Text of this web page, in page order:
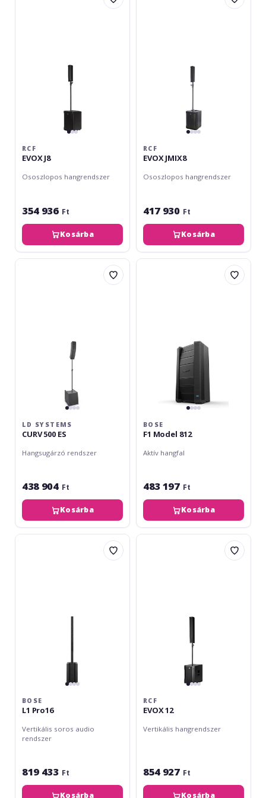
RCF
EVOX J8
Ososzlopos hangrendszer
354 936 Ft
Kosárba
RCF
EVOX JMIX8
Ososzlopos hangrendszer
417 930 Ft
Kosárba
LD
LD SYSTEMS
CURV 500 ES
Hangsugárzó rendszer
438 904 Ft
Kosárba
Bose
BOSE
F1 Model 812
Aktív hangfal
483 197 Ft
Kosárba
Bose
BOSE
L1 Pro16
Vertikális soros audio
rendszer
819 433 Ft
Kosárba
RCF
RCF
EVOX 12
Vertikális hangrendszer
854 927 Ft
Kosárba